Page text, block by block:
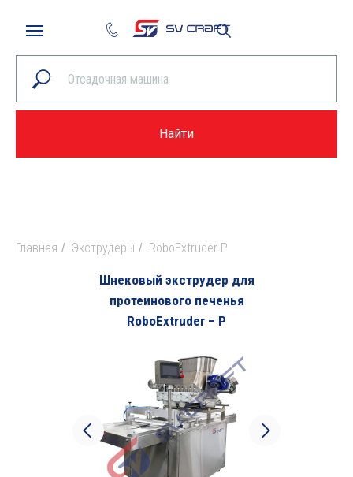
Найти
Главная / Экструдеры / RoboExtruder-P
Шнековый экструдер для
протеинового печенья
RoboExtruder – P